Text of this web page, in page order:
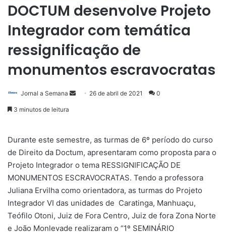
DOCTUM desenvolve Projeto
Integrador com temática
ressignificação de
monumentos escravocratas
Jornal a Semana
Mande26 de abril de 2021 0
3 minutos de leitura
Durante este semestre, as turmas de 6º período do curso
de Direito da Doctum, apresentaram como proposta para o
Projeto Integrador o tema RESSIGNIFICAÇÃO DE
MONUMENTOS ESCRAVOCRATAS. Tendo a professora
Juliana Ervilha como orientadora, as turmas do Projeto
Integrador VI das unidades de Caratinga, Manhuaçu,
Teófilo Otoni, Juiz de Fora Centro, Juiz de fora Zona Norte
e João Monlevade realizaram o “1º SEMINÁRIO